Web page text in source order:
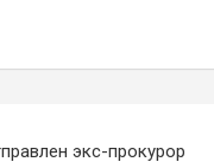
экс-прокурор